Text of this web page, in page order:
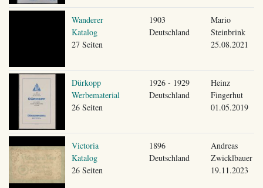
Wanderer
Katalog
27 Seiten
1903
Deutschland
Mario
Steinbrink
25.08.2021
Dürkopp
Werbematerial
26 Seiten
1926 - 1929
Deutschland
Heinz
Fingerhut
01.05.2019
Victoria
Katalog
26 Seiten
1896
Deutschland
Andreas
Zwicklbauer
19.11.2023